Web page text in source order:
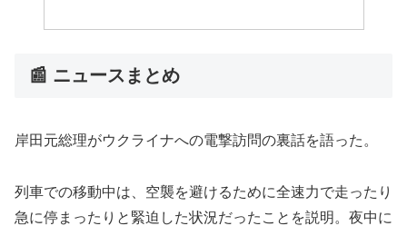
📰 ニュースまとめ
岸田元総理がウクライナへの電撃訪問の裏話を語った。
列車での移動中は、空襲を避けるために全速力で走ったり
急に停まったりと緊迫した状況だったことを説明。夜中に